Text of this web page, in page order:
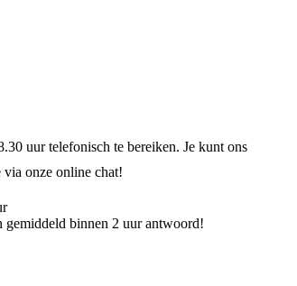
uur telefonisch te bereiken. Je kunt ons
via onze online chat!
gemiddeld binnen 2 uur antwoord!